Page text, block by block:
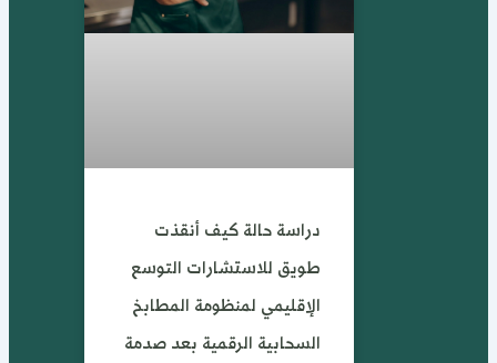
دراسة حالة كيف أنقذت
طويق للاستشارات التوسع
الإقليمي لمنظومة المطابخ
السحابية الرقمية بعد صدمة